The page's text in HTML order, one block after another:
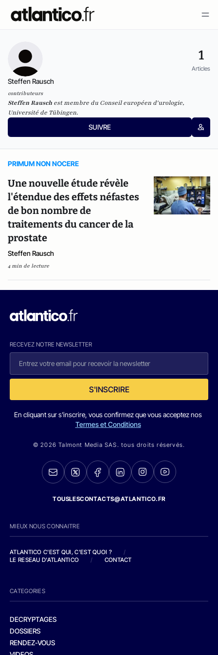
1
Articles
Steffen Rausch
contributeurs
Steffen Rausch est membre du Conseil européen d'urologie,
Université de Tübingen.
SUIVRE
PRIMUM NON NOCERE
Une nouvelle étude révèle
l'étendue des effets néfastes
de bon nombre de
traitements du cancer de la
prostate
Steffen Rausch
4 min de lecture
RECEVEZ NOTRE NEWSLETTER
S'INSCRIRE
En cliquant sur s'inscrire, vous confirmez que vous acceptez nos
Termes et Conditions
© 2026 Talmont Media SAS. tous droits réservés.
TOUSLESCONTACTS@ATLANTICO.FR
MIEUX NOUS CONNAITRE
ATLANTICO C'EST QUI, C'EST QUOI ?
/
LE RESEAU D'ATLANTICO
/ CONTACT
CATEGORIES
DECRYPTAGES
DOSSIERS
RENDEZ-VOUS